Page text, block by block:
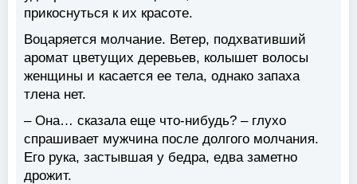
прикоснуться к их красоте.
Воцаряется молчание. Ветер, подхвативший
аромат цветущих деревьев, колышет волосы
женщины и касается ее тела, однако запаха
тлена нет.
– Она… сказала еще что-нибудь? – глухо
спрашивает мужчина после долгого молчания.
Его рука, застывшая у бедра, едва заметно
дрожит.